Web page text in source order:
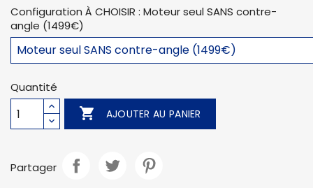
Configuration À CHOISIR : Moteur seul SANS contre-
angle (1499€)
Quantité
 AJOUTER AU PANIER
Partager